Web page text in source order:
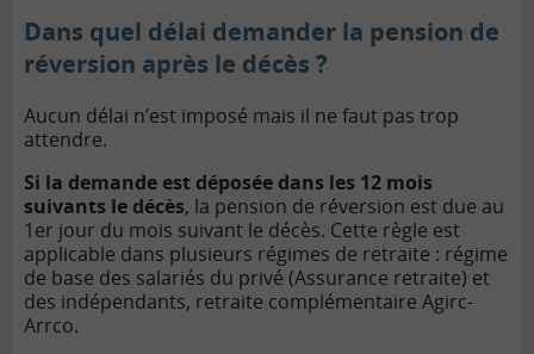
Dans quel délai demander la pension de
réversion après le décès ?
Aucun délai n’est imposé mais il ne faut pas trop
attendre.
Si la demande est déposée dans les 12 mois
suivants le décès, la pension de réversion est due au
1er jour du mois suivant le décès. Cette règle est
applicable dans plusieurs régimes de retraite : régime
de base des salariés du privé (Assurance retraite) et
des indépendants, retraite complémentaire Agirc-
Arrco.